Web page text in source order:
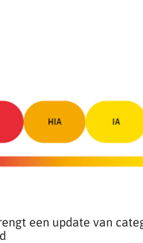
een update van